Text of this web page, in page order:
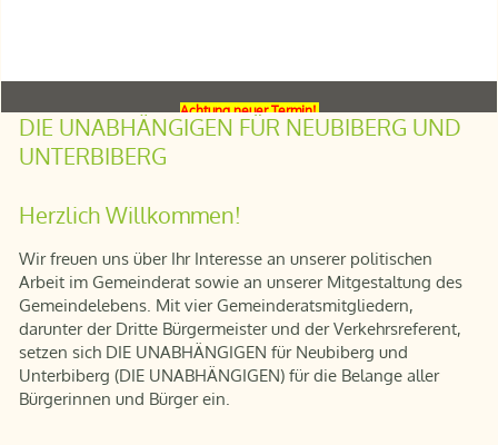
Achtung neuer Termin!
DIE UNABHÄNGIGEN FÜR NEUBIBERG UND
UNTERBIBERG
HerzlichWillkommen!
Wir freuen uns über Ihr Interesse an unserer politischen
Arbeit im Gemeinderat sowie an unserer Mitgestaltung des
Gemeindelebens. Mit vier Gemeinderatsmitgliedern,
darunter der Dritte Bürgermeister und der Verkehrsreferent,
setzen sich DIE UNABHÄNGIGEN für Neubiberg und
Unterbiberg (DIE UNABHÄNGIGEN) für die Belange aller
Bürgerinnen und Bürger ein.